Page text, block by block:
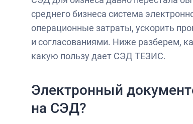
среднего бизнеса система
операционные затраты, ускорить
и согласованиями. Ниже разберем,
какую пользу дает СЭД ТЕЗИС.
Электронный
на СЭД?